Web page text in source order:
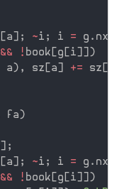
[a] ; ~i ; i = g . nxt
&& ! book [g [i] ] )
a) , sz [a] += sz [
fa)
] ;
[a] ; ~i ; i = g . nxt
&& ! book [g [i] ] )